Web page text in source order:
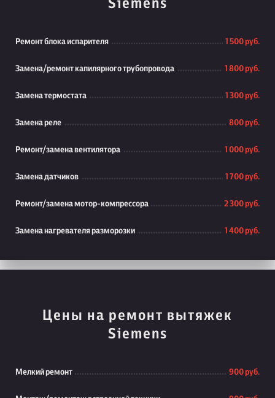
Siemens
Ремонт блока испарителя 1 500 руб.
Замена/ремонт капилярного трубопровода 1 800 руб.
Замена термостата 1 300 руб.
Замена реле 800 руб.
Ремонт/замена вентилятора 1 000 руб.
Замена датчиков 1 700 руб.
Ремонт/замена мотор-компрессора 2 300 руб.
Замена нагревателя разморозки 1 400 руб.
Цены на ремонт вытяжек
Siemens
Мелкий ремонт 900 руб.